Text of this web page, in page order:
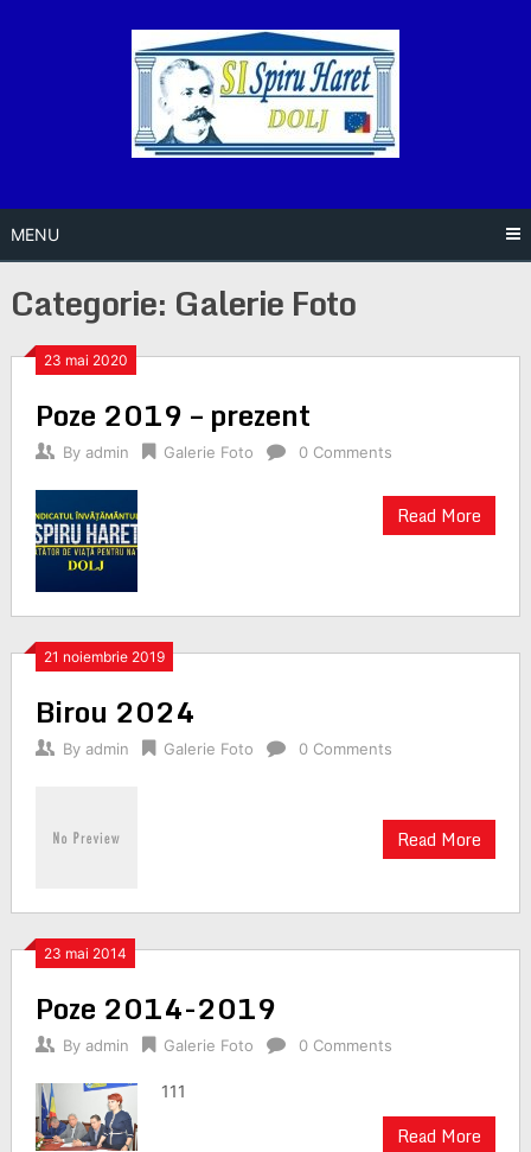
MENU
Categorie: Galerie Foto
23 mai 2020
Poze 2019 – prezent
By admin Galerie Foto 0 Comments
Read More
21 noiembrie 2019
Birou 2024
By admin Galerie Foto 0 Comments
Read More
23 mai 2014
Poze 2014-2019
By admin Galerie Foto 0 Comments
111
Read More
Posts
navigation